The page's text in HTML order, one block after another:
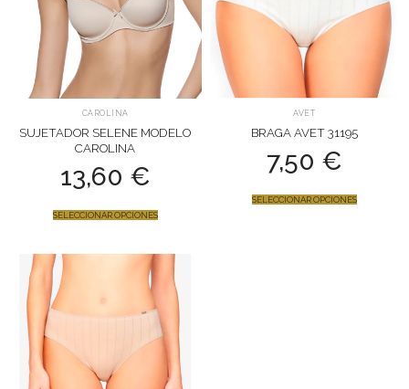
CAROLINA
SUJETADOR SELENE MODELO
CAROLINA
13,60 €
SELECCIONAR OPCIONES
AVET
BRAGA AVET 31195
7,50 €
SELECCIONAR OPCIONES